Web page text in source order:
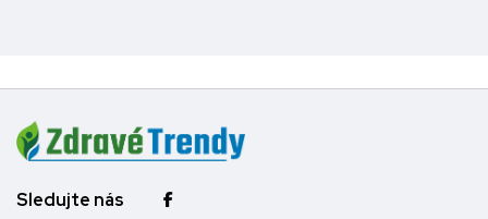
Sledujte nás